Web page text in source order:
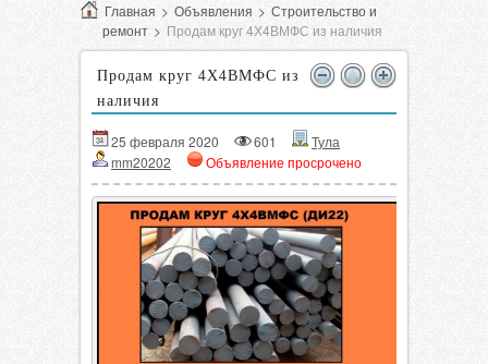
Главная > Объявления > Строительство и
ремонт > Продам круг 4Х4ВМФС из наличия
Продам круг 4Х4ВМФС из
наличия
25 февраля 2020 601
Тула
mm20202
Объявление просрочено